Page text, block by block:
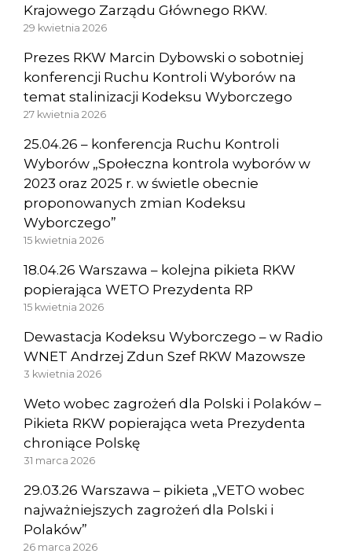
Krajowego Zarządu Głównego RKW.
29 kwietnia 2026
Prezes RKW Marcin Dybowski o sobotniej
konferencji Ruchu Kontroli Wyborów na
temat stalinizacji Kodeksu Wyborczego
27 kwietnia 2026
25.04.26 – konferencja Ruchu Kontroli
Wyborów „Społeczna kontrola wyborów w
2023 oraz 2025 r. w świetle obecnie
proponowanych zmian Kodeksu
Wyborczego”
15 kwietnia 2026
18.04.26 Warszawa – kolejna pikieta RKW
popierająca WETO Prezydenta RP
15 kwietnia 2026
Dewastacja Kodeksu Wyborczego – w Radio
WNET Andrzej Zdun Szef RKW Mazowsze
3 kwietnia 2026
Weto wobec zagrożeń dla Polski i Polaków –
Pikieta RKW popierająca weta Prezydenta
chroniące Polskę
31 marca 2026
29.03.26 Warszawa – pikieta „VETO wobec
najważniejszych zagrożeń dla Polski i
Polaków”
26 marca 2026